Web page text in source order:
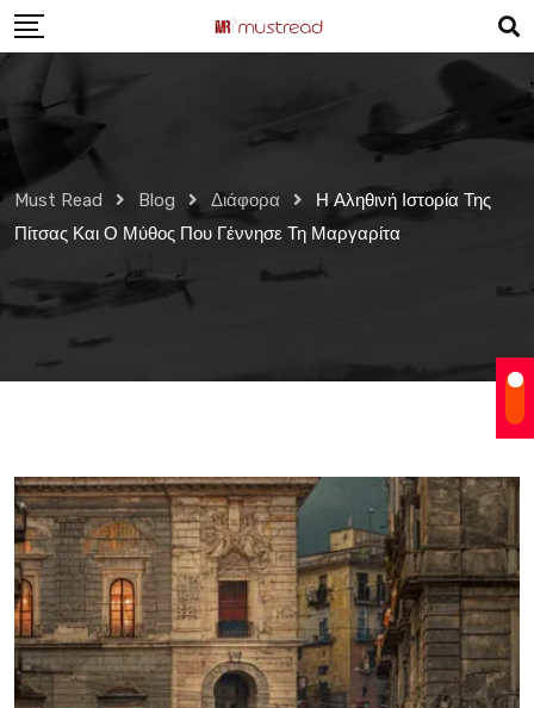
Skip
to
Must Read Blog Διάφορα
Η Αληθινή Ιστορία Της
Πίτσας Και Ο Μύθος Που Γέννησε Τη Μαργαρίτα